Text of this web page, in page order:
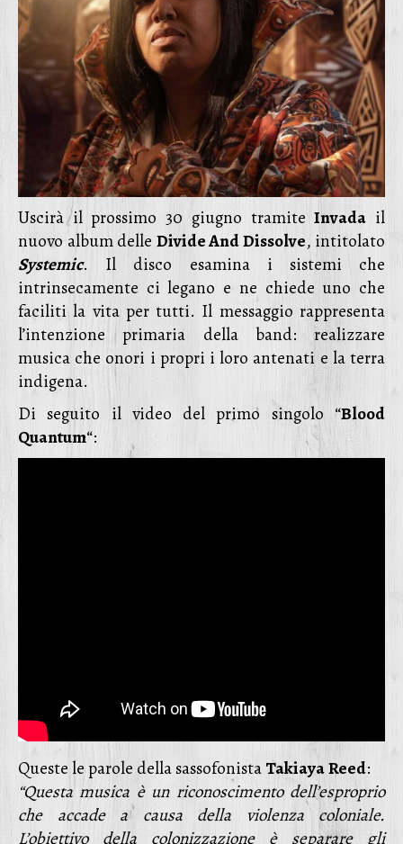
Uscirà il prossimo 30 giugno tramiteInvada il
nuovo album delle Divide And Dissolve, intitolato
Systemic. Il disco esamina i sistemi che
intrinsecamente ci legano e ne chiede uno che
faciliti la vita per tutti. Il messaggio rappresenta
l’intenzione primaria della band: realizzare
musica che onori i propri i loro antenati e la terra
indigena.
Di seguito il video del primo singolo “Blood
Quantum“:
Queste le parole della sassofonistaTakiayaReed:
“Questa musica è un riconoscimento dell’esproprio
che accade a causa della violenza coloniale.
L’obiettivo della colonizzazione è separare gli